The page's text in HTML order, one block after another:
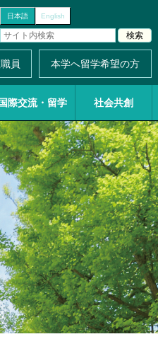
日本語 English
員 本学へ留学希望の方
国際交流・留学 社会共創